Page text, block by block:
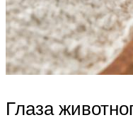
Глаза